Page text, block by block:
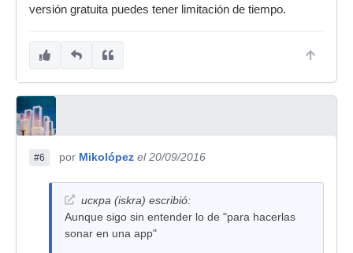
versión gratuita puedes tener limitación de tiempo.
#6 por Mikolópez el 20/09/2016
искра (iskra) escribió:
Aunque sigo sin entender lo de "para hacerlas
sonar en una app"